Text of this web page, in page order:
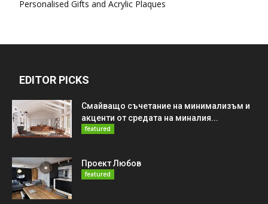
Personalised Gifts and Acrylic Plaques
EDITOR PICKS
Смайващо съчетание на минимализъм и
акценти от средата на миналия...
featured
Проект Любов
featured